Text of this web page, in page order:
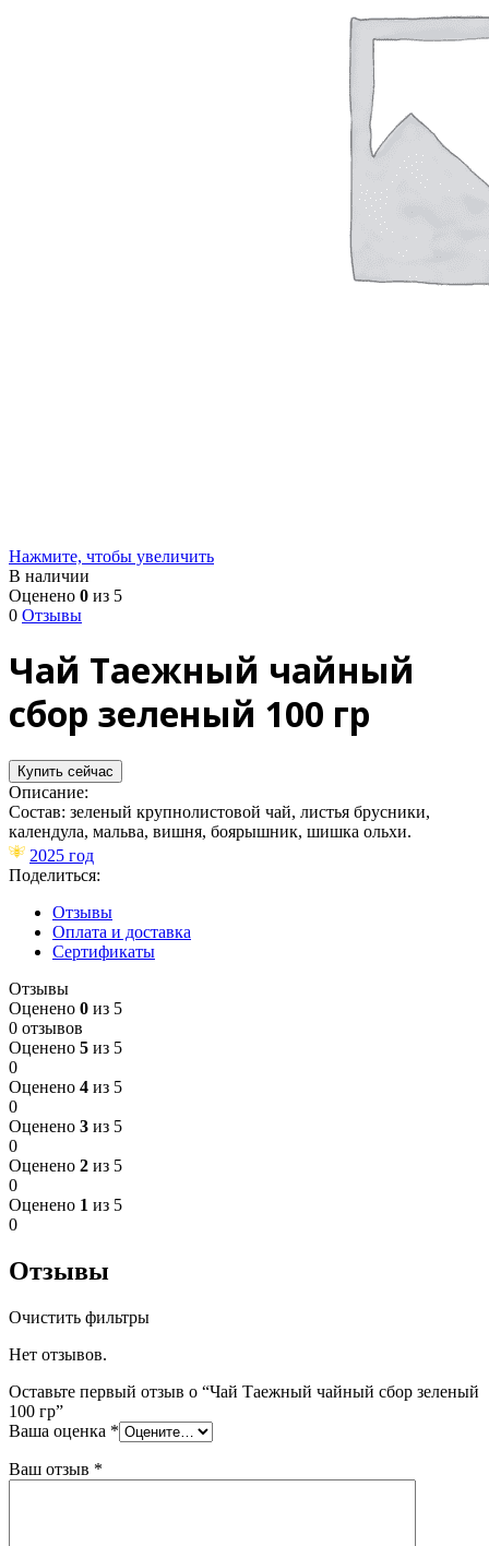
Нажмите, чтобы увеличить
В наличии
Оценено 0 из 5
0 Отзывы
Чай Таежный чайный
сбор зеленый 100 гр
Купить сейчас
Описание:
Состав: зеленый крупнолистовой чай, листья брусники,
календула, мальва, вишня, боярышник, шишка ольхи.
2025 год
Поделиться:
Отзывы
Оплата и доставка
Сертификаты
Отзывы
Оценено 0 из 5
0 отзывов
Оценено 5 из 5
0
Оценено 4 из 5
0
Оценено 3 из 5
0
Оценено 2 из 5
0
Оценено 1 из 5
0
Отзывы
Очистить фильтры
Нет отзывов.
Оставьте первый отзыв о “Чай Таежный чайный сбор зеленый
100 гр”
Ваша оценка *
Ваш отзыв *